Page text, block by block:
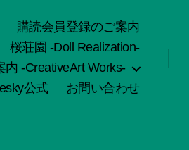
購読会員登録のご案内
桜荘園 -Doll Realization-
内 -CreativeArt Works-
公式 お問い合わせ